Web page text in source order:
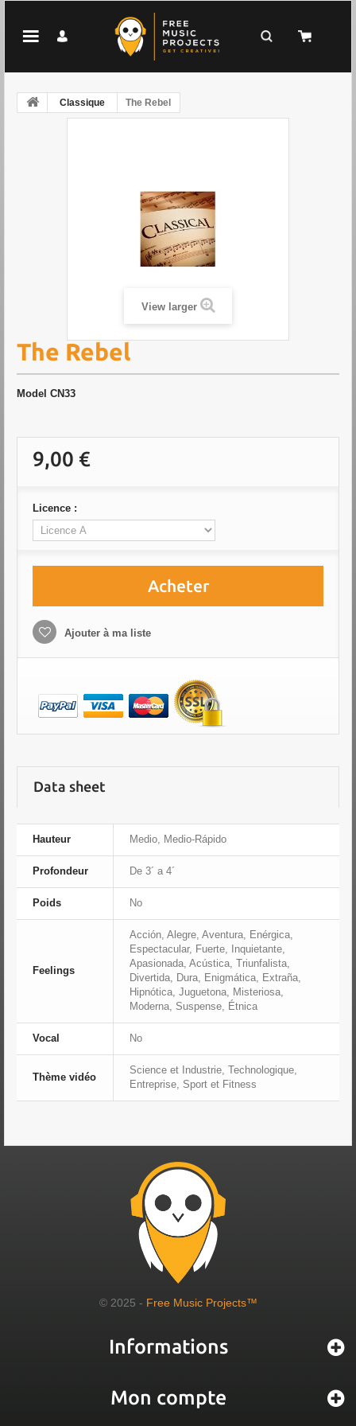
Classique The Rebel
View larger
The Rebel
Model CN33
9,00 €
Licence :
Acheter
Ajouter à ma liste
Data sheet
Hauteur Medio, Medio-Rápido
Profondeur De 3´ a 4´
Poids No
Feelings
Acción, Alegre, Aventura, Enérgica,
Espectacular, Fuerte, Inquietante,
Apasionada, Acústica, Triunfalista,
Divertida, Dura, Enigmática, Extraña,
Hipnótica, Juguetona, Misteriosa,
Moderna, Suspense, Étnica
Vocal No
Thème vidéo
Science et Industrie, Technologique,
Entreprise, Sport et Fitness
© 2025 - Free Music Projects™
Informations
Mon compte